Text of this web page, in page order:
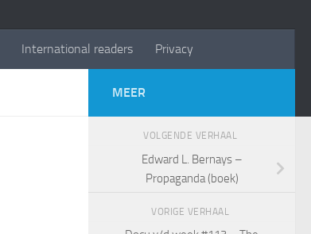
International readers Privacy
MEER
VOLGENDE VERHAAL
Edward L. Bernays –
Propaganda (boek)
VORIGE VERHAAL